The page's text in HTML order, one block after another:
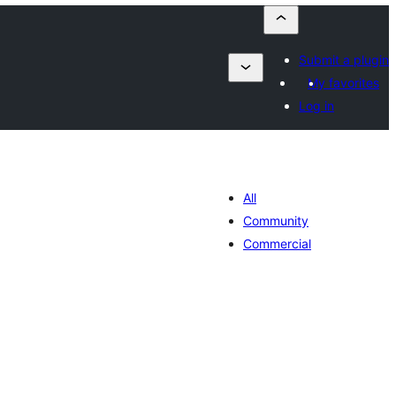
Submit a plugin
My favorites
Log in
All
Community
Commercial